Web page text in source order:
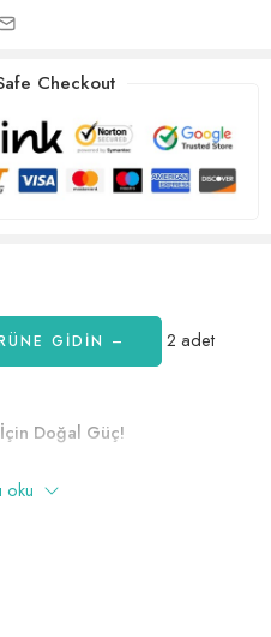
Checkout
GİDİN –
2 adet
Doğal Güç!
olacak etkili bir detoks çayı mı
fitoterapist olarak Diox
oku